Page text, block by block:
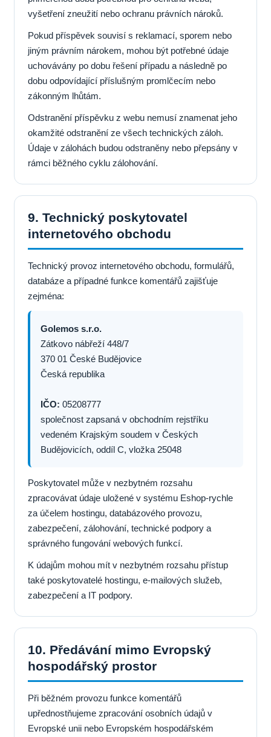
vyšetření zneužití nebo ochranu právních nároků.
Pokud příspěvek souvisí s reklamací, sporem nebo
jiným právním nárokem, mohou být potřebné údaje
uchovávány po dobu řešení případu a následně po
dobu odpovídající příslušným promlčecím nebo
zákonným lhůtám.
Odstranění příspěvku z webu nemusí znamenat jeho
okamžité odstranění ze všech technických záloh.
Údaje v zálohách budou odstraněny nebo přepsány v
rámci běžného cyklu zálohování.
9. Technický poskytovatel
internetového obchodu
Technický provoz internetového obchodu, formulářů,
databáze a případné funkce komentářů zajišťuje
zejména:
Golemos s.r.o.
Zátkovo nábřeží 448/7
370 01 České Budějovice
Česká republika
IČO: 05208777
společnost zapsaná v obchodním rejstříku
vedeném Krajským soudem v Českých
Budějovicích, oddíl C, vložka 25048
Poskytovatel může v nezbytném rozsahu
zpracovávat údaje uložené v systému Eshop-rychle
za účelem hostingu, databázového provozu,
zabezpečení, zálohování, technické podpory a
správného fungování webových funkcí.
K údajům mohou mít v nezbytném rozsahu přístup
také poskytovatelé hostingu, e-mailových služeb,
zabezpečení a IT podpory.
10. Předávání mimo Evropský
hospodářský prostor
Při běžném provozu funkce komentářů
upřednostňujeme zpracování osobních údajů v
Evropské unii nebo Evropském hospodářském